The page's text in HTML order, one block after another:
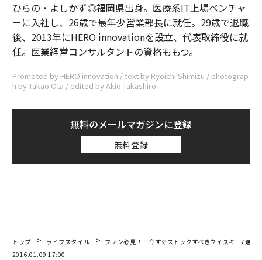
ひらの・よしかず◎福岡県出身。医療系IT上場ベンチャ
ーに入社し、26歳で最年少営業部長に就任。29歳で退職
後、2013年にHERO innovationを設立、代表取締役に就
任。医業経営コンサルタントの資格ももつ。
Promoted by HERO innovation / text by Ryoichi Shimizu / photograp
h by Takao Ota / edited by Akio Takashiro
無料のメールマガジンに登録
無料登録
トップ ライフスタイル
ファン必見！ 今すぐストックすべきウイスキー7選
2016.01.09 17:00